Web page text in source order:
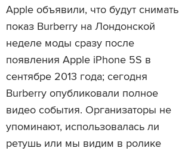
Apple объявили, что будут снимать
показ Burberry на Лондонской
неделе моды сразу после
появления Apple iPhone 5S в
сентябре 2013 года; сегодня
Burberry опубликовали полное
видео события. Организаторы не
упоминают, использовалась ли
ретушь или мы видим в ролике